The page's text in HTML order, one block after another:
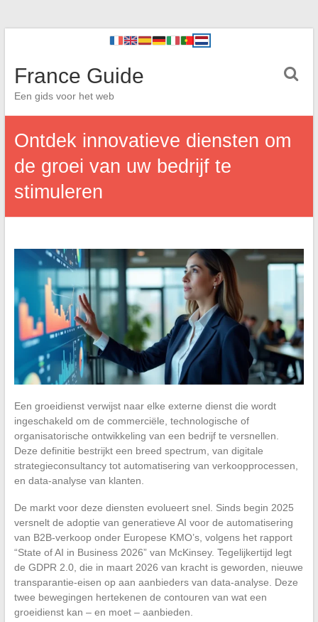
France Guide
Een gids voor het web
Ontdek innovatieve diensten om
de groei van uw bedrijf te
stimuleren
Een groeidienst verwijst naar elke externe dienst die wordt
ingeschakeld om de commerciële, technologische of
organisatorische ontwikkeling van een bedrijf te versnellen.
Deze definitie bestrijkt een breed spectrum, van digitale
strategieconsultancy tot automatisering van verkoopprocessen,
en data-analyse van klanten.
De markt voor deze diensten evolueert snel. Sinds begin 2025
versnelt de adoptie van generatieve AI voor de automatisering
van B2B-verkoop onder Europese KMO’s, volgens het rapport
“State of AI in Business 2026” van McKinsey. Tegelijkertijd legt
de GDPR 2.0, die in maart 2026 van kracht is geworden, nieuwe
transparantie-eisen op aan aanbieders van data-analyse. Deze
twee bewegingen hertekenen de contouren van wat een
groeidienst kan – en moet – aanbieden.